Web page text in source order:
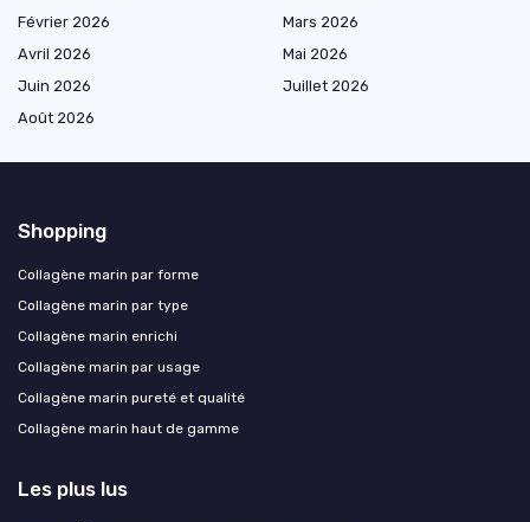
Février 2026
Mars 2026
Avril 2026
Mai 2026
Juin 2026
Juillet 2026
Août 2026
Shopping
Collagène marin par forme
Collagène marin par type
Collagène marin enrichi
Collagène marin par usage
Collagène marin pureté et qualité
Collagène marin haut de gamme
Les plus lus